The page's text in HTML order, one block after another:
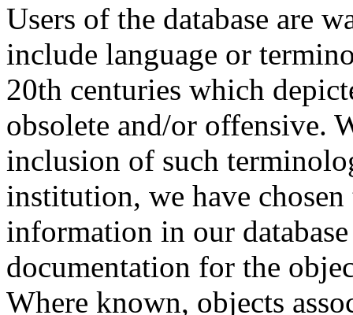
Users of the database are
include language or
20th centuries which
obsolete and/or offensive.
inclusion of such
institution, we have
information in our
documentation for the
Where known, objects